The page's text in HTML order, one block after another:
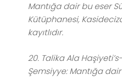
Mantığa dair bu eser
Kütüphanesi,
kayıtlıdır.
20. Talika Ala
Şemsiyye: Mantığa